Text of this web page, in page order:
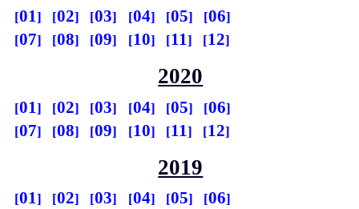
01 02 03 04 05
06
07
08 09 10 11 12
2020
01 02 03 04 05
06
07
08 09 10 11 12
2019
01 02 03 04 05
06